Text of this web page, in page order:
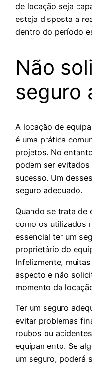
de locação seja
esteja disposta a
dentro do período
Não
seguro
A locação de
é uma prática
projetos. No
podem ser
sucesso. Um
seguro adequado.
Quando se trata de
como os utilizados
essencial ter um
proprietário do
Infelizmente,
aspecto e não
momento da
Ter um seguro
evitar problemas
roubos ou
equipamento. Se
um seguro, poderá